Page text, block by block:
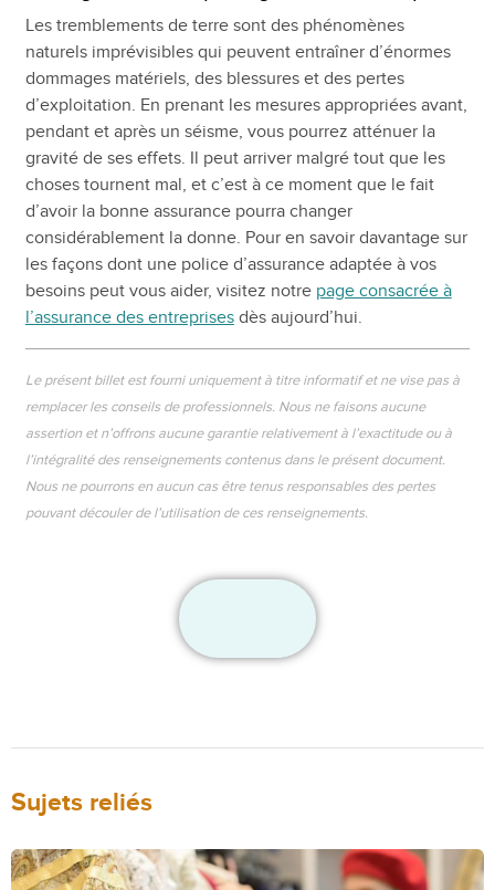
Les tremblements de terre sont des phénomènes
naturels imprévisibles qui peuvent entraîner d’énormes
dommages matériels, des blessures et des pertes
d’exploitation. En prenant les mesures appropriées avant,
pendant et après un séisme, vous pourrez atténuer la
gravité de ses effets. Il peut arriver malgré tout que les
choses tournent mal, et c’est à ce moment que le fait
d’avoir la bonne assurance pourra changer
considérablement la donne. Pour en savoir davantage sur
les façons dont une police d’assurance adaptée à vos
besoins peut vous aider, visitez notre page consacrée à
l’assurance des entreprisesdès aujourd’hui.
Le présent billet est fourni uniquement à titre informatif et ne vise pas à
remplacer les conseils de professionnels. Nous ne faisons aucune
assertion et n’offrons aucune garantie relativement à l’exactitude ou à
l’intégralité des renseignements contenus dans le présent document.
Nous ne pourrons en aucun cas être tenus responsables des pertes
pouvant découler de l’utilisation de ces renseignements.
Sujets reliés